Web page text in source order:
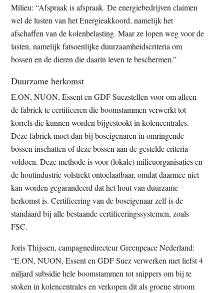
Milieu: “Afspraak is afspraak. De energiebedrijven claimen
wel de lusten van het Energieakkoord, namelijk het
afschaffen van de kolenbelasting. Maar ze lopen weg voor de
lasten, namelijk fatsoenlijke duurzaamheidscriteria om
bossen en de dieren die daarin leven te beschermen.”
Duurzame herkomst
E.ON, NUON, Essent en GDF Suezstellen voor om alleen
de fabriek te certificeren die boomstammen verwerkt tot
korrels die kunnen worden bijgestookt in kolencentrales.
Deze fabriek moet dan bij boseigenaren in omringende
bossen inschatten of deze bossen aan de gestelde criteria
voldoen. Deze methode is voor (lokale) milieuorganisaties en
de houtindustrie volstrekt ontoelaatbaar, omdat daarmee niet
kan worden gegarandeerd dat het hout van duurzame
herkomst is. Certificering van de boseigenaar zelf is de
standaard bij alle bestaande certificeringssystemen, zoals
FSC.
Joris Thijssen, campagnedirecteur Greenpeace Nederland:
“E.ON, NUON, Essent en GDF Suez verwerken met liefst 4
miljard subsidie hele boomstammen tot snippers om bij te
stoken in kolencentrales en verkopen dit als groene stroom